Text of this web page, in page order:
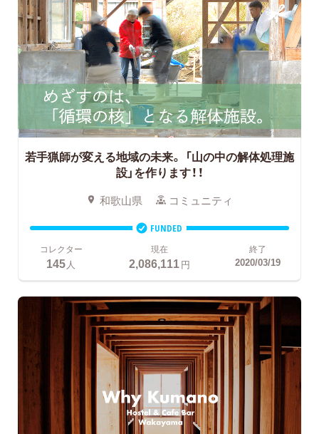
若手猟師が変える地域の未来。 「山の中の解体処理施
設」を作ります！！
和歌山県 コミュニティ
FUNDED
コレクター
145人
現在
2,086,111円
終了
2020/03/19